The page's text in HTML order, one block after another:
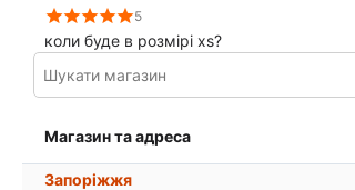
5
коли буде в розмірі xs?
Магазин та адреса
Запоріжжя